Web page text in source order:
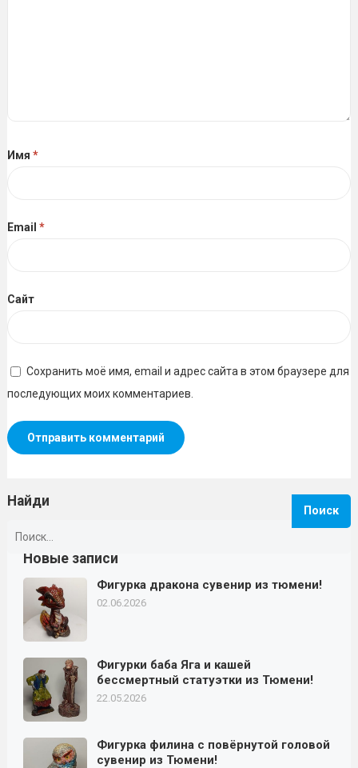
Имя *
Email *
Сайт
Сохранить моё имя, email и адрес сайта в этом браузере для
последующих моих комментариев.
Найди
Новые записи
Фигурка дракона сувенир из тюмени!
02.06.2026
Фигурки баба Яга и кашей
бессмертный статуэтки из Тюмени!
22.05.2026
Фигурка филина с повёрнутой головой
сувенир из Тюмени!